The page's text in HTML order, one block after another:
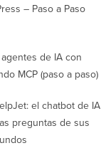
– Paso a Paso
de IA con
MCP (paso a paso)
el chatbot de IA
preguntas de sus